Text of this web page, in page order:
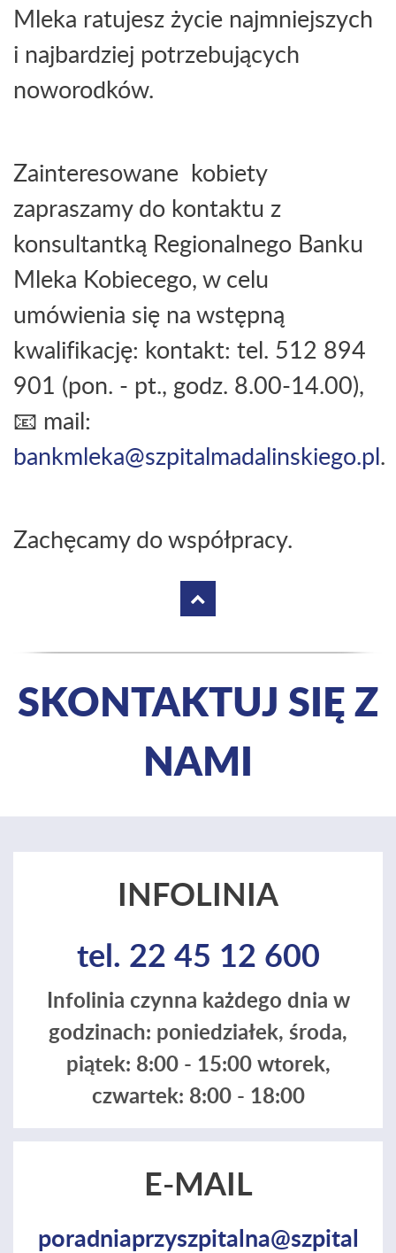
Mleka ratujesz życie najmniejszych
i najbardziej potrzebujących
noworodków.
Zainteresowane kobiety
zapraszamy do kontaktu z
konsultantką Regionalnego Banku
Mleka Kobiecego, w celu
umówienia się na wstępną
kwalifikację: kontakt: tel. 512 894
901 (pon. - pt., godz. 8.00-14.00),
📧 mail:
bankmleka@szpitalmadalinskiego.pl.
Zachęcamy do współpracy.
SKONTAKTUJ SIĘ Z
NAMI
INFOLINIA
tel. 22 45 12 600
Infolinia czynna każdego dnia w
godzinach: poniedziałek, środa,
piątek: 8:00 - 15:00 wtorek,
czwartek: 8:00 - 18:00
E-MAIL
poradniaprzyszpitalna@szpital